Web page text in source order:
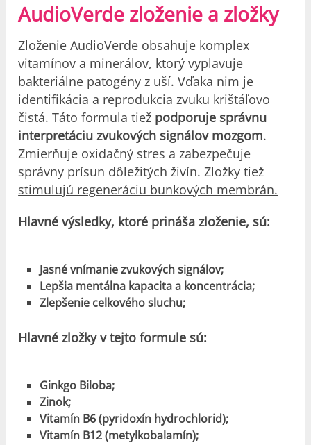
AudioVerde zloženie a zložky
Zloženie AudioVerde obsahuje komplex
vitamínov a minerálov, ktorý vyplavuje
bakteriálne patogény z uší. Vďaka nim je
identifikácia a reprodukcia zvuku krištáľovo
čistá. Táto formula tiež podporuje správnu
interpretáciu zvukových signálov mozgom.
Zmierňuje oxidačný stres a zabezpečuje
správny prísun dôležitých živín. Zložky tiež
stimulujú regeneráciu bunkových membrán.
Hlavné výsledky, ktoré prináša zloženie, sú:
Jasné vnímanie zvukových signálov;
Lepšia mentálna kapacita a koncentrácia;
Zlepšenie celkového sluchu;
Hlavné zložky v tejto formule sú:
Ginkgo Biloba;
Zinok;
Vitamín B6 (pyridoxín hydrochlorid);
Vitamín B12 (metylkobalamín);